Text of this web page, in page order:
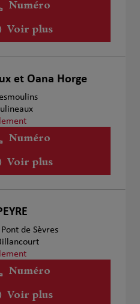
Numéro
Voir plus
et Oana Horge
Numéro
Voir plus
de Sèvres
Numéro
Voir plus